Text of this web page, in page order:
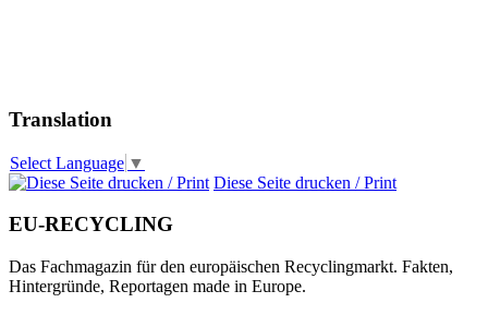
Translation
Select Language ▼
Diese Seite drucken / Print
EU-RECYCLING
Das Fachmagazin für den europäischen Recyclingmarkt. Fakten,
Hintergründe, Reportagen made in Europe.